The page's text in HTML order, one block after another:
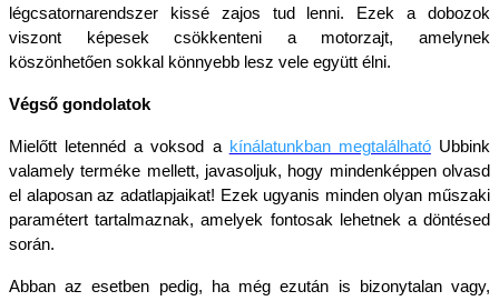
légcsatornarendszer kissé zajos tud lenni. Ezek a dobozok
viszont képesek csökkenteni a motorzajt, amelynek
köszönhetően sokkal könnyebb lesz vele együtt élni.
Végső gondolatok
Mielőtt letennéd a voksod a kínálatunkban megtalálható Ubbink
valamely terméke mellett, javasoljuk, hogy mindenképpen olvasd
el alaposan az adatlapjaikat! Ezek ugyanis minden olyan műszaki
paramétert tartalmaznak, amelyek fontosak lehetnek a döntésed
során.
Abban az esetben pedig, ha még ezután is bizonytalan vagy,